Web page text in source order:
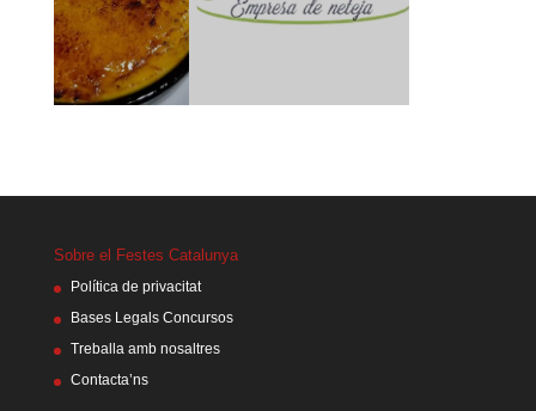
Sobre el Festes Catalunya
Política de privacitat
Bases Legals Concursos
Treballa amb nosaltres
Contacta’ns